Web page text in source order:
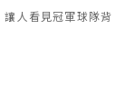
人看見冠軍球隊背